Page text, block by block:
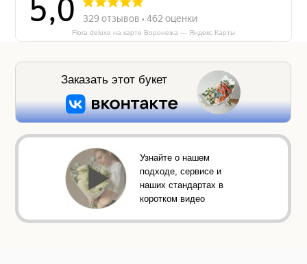
Flora deluxe на карте Воронежа — Яндекс Карты
Узнайте о нашем
подходе, сервисе и
наших стандартах в
коротком видео
Заказать этот букет